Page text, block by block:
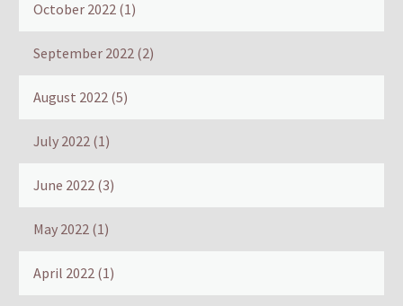
October 2022 (1)
September 2022 (2)
August 2022 (5)
July 2022 (1)
June 2022 (3)
May 2022 (1)
April 2022 (1)